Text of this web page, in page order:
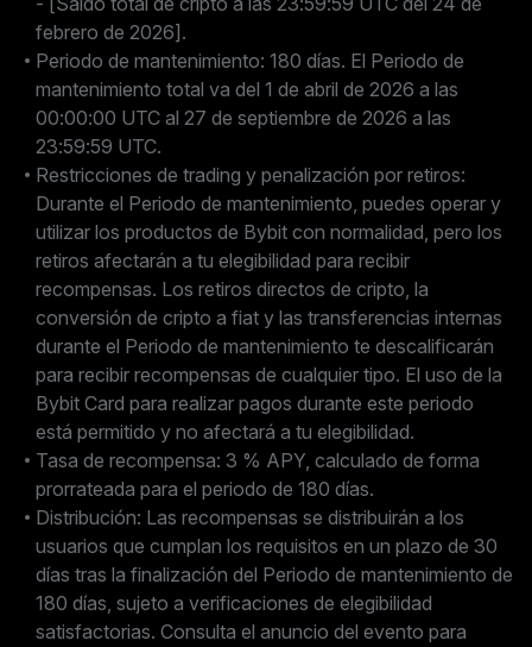
febrero de 2026].
Periodo de mantenimiento: 180 días. El Periodo de
mantenimiento total va del 1 de abril de 2026 a las
00:00:00 UTC al 27 de septiembre de 2026 a las
23:59:59 UTC.
Restricciones de trading y penalización por retiros:
Durante el Periodo de mantenimiento, puedes operar y
utilizar los productos de Bybit con normalidad, pero los
retiros afectarán a tu elegibilidad para recibir
recompensas. Los retiros directos de cripto, la
conversión de cripto a fiat y las transferencias internas
durante el Periodo de mantenimiento te descalificarán
para recibir recompensas de cualquier tipo. El uso de la
Bybit Card para realizar pagos durante este periodo
está permitido y no afectará a tu elegibilidad.
Tasa de recompensa: 3 % APY, calculado de forma
prorrateada para el periodo de 180 días.
Distribución: Las recompensas se distribuirán a los
usuarios que cumplan los requisitos en un plazo de 30
días tras la finalización del Periodo de mantenimiento de
180 días, sujeto a verificaciones de elegibilidad
satisfactorias. Consulta el anuncio del evento para